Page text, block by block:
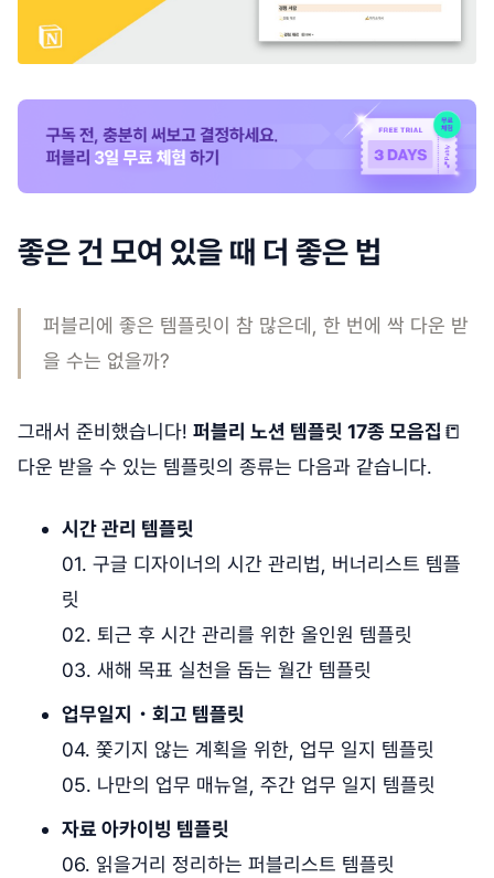
좋은 건 모여 있을 때 더 좋은 법
퍼블리에 좋은 템플릿이 참 많은데, 한 번에 싹 다운 받
을 수는 없을까?
그래서 준비했습니다! 퍼블리 노션 템플릿 17종 모음집 📒
다운 받을 수 있는 템플릿의 종류는 다음과 같습니다.
시간 관리 템플릿
01. 구글 디자이너의 시간 관리법, 버너리스트 템플
릿
02. 퇴근 후 시간 관리를 위한 올인원 템플릿
03. 새해 목표 실천을 돕는 월간 템플릿
업무일지・회고 템플릿
04. 쫓기지 않는 계획을 위한, 업무 일지 템플릿
05. 나만의 업무 매뉴얼, 주간 업무 일지 템플릿
자료 아카이빙 템플릿
06. 읽을거리 정리하는 퍼블리스트 템플릿